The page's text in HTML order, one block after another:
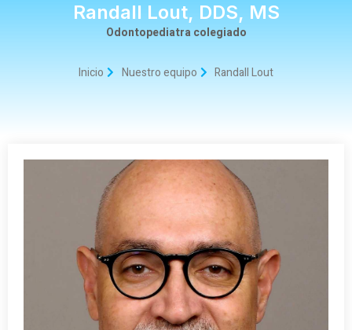
Randall Lout, DDS, MS
Odontopediatra colegiado
Inicio Nuestro equipo Randall Lout